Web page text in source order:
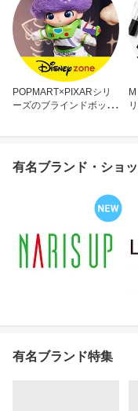
POPMART×PIXARシリ
ーズのブラインドボック
有名ブランド・ショ
有名ブランド特集